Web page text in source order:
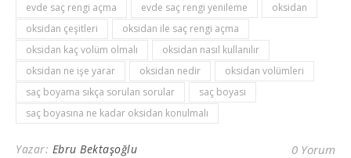
evde saç rengi açma
evde saç rengi yenileme
oksidan
oksidan çeşitleri
oksidan ile saç rengi açma
oksidan kaç volüm olmalı
oksidan nasıl kullanılır
oksidan ne işe yarar
oksidan nedir
oksidan volümleri
saç boyama sıkça sorulan sorular
saç boyası
saç boyasına ne kadar oksidan konulmalı
Yazar: Ebru Bektaşoğlu 0 Yorum